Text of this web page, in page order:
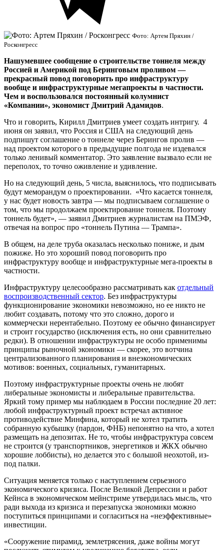
Фото: Артем Пряхин /
Росконгресс
Нашумевшее сообщение о строительстве тоннеля между
Россией и Америкой под Беринговым проливом —
прекрасный повод поговорить про инфраструктуру
вообще и инфраструктурные мегапроекты в частности.
Чем и воспользовался постоянный колумнист
«Компании», экономист Дмитрий Адамидов.
Что и говорить, Кирилл Дмитриев умеет создать интригу. 4
июня он заявил, что Россия и США на следующий день
подпишут соглашение о тоннеле через Берингов пролив —
над проектом которого в предыдущие полгода не издевался
только ленивый комментатор. Это заявление вызвало если не
переполох, то точно оживление и удивление.
Но на следующий день, 5 числа, выяснилось, что подписывать
будут меморандум о проектировании. «Что касается тоннеля,
у нас будет новость завтра — мы подписываем соглашение о
том, что мы продолжаем проектирование тоннеля. Поэтому
тоннель будет», — заявил Дмитриев журналистам на ПМЭФ,
отвечая на вопрос про «тоннель Путина — Трампа».
В общем, на деле труба оказалась несколько пониже, и дым
пожиже. Но это хороший повод поговорить про
инфраструктуру вообще и инфраструктурные мега-проекты в
частности.
Инфраструктуру целесообразно рассматривать как отдельный
воспроизводственный сектор. Без инфраструктуры
функционирование экономики невозможно, но ее никто не
любит создавать, потому что это сложно, дорого и
коммерчески нерентабельно. Поэтому ее обычно финансирует
и строит государство (исключения есть, но они сравнительно
редки). В отношении инфраструктуры не особо применимы
принципы рыночной экономики — скорее, это вотчина
централизованного планирования и внеэкономических
мотивов: военных, социальных, гуманитарных.
Поэтому инфраструктурные проекты очень не любят
либеральные экономисты и либеральные правительства.
Яркий тому пример мы наблюдаем в России последние 20 лет:
любой инфраструктурный проект встречал активное
противодействие Минфина, который не хотел тратить
собранную кубышку (пардон, ФНБ) непонятно на что, а хотел
размещать на депозитах. Не то, чтобы инфраструктура совсем
не строится (у транспортников, энергетиков и ЖКХ обычно
хорошие лоббисты), но делается это с большой неохотой, из-
под палки.
Ситуация меняется только с наступлением серьезного
экономического кризиса. После Великой Депрессии и работ
Кейнса в экономическом мейнстриме утвердилась мысль, что
ради выхода из кризиса и перезапуска экономики можно
поступиться принципами и согласиться на «неэффективные»
инвестиции.
«Сооружение пирамид, землетрясения, даже войны могут